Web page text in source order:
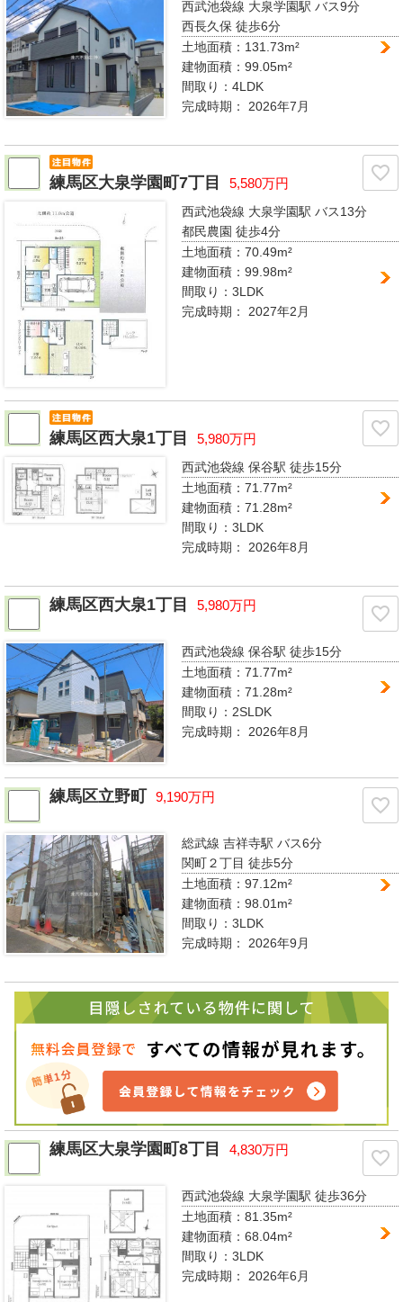
西武池袋線 大泉学園駅バス9分
西長久保 徒歩6分
土地面積：131.73m²
建物面積：99.05m²
間取り：4LDK
完成時期： 2026年7月
練馬区大泉学園町7丁目 5,580万円
西武池袋線 大泉学園駅バス13分
都民農園 徒歩4分
土地面積：70.49m²
建物面積：99.98m²
間取り：3LDK
完成時期： 2027年2月
練馬区西大泉1丁目 5,980万円
西武池袋線 保谷駅徒歩15分
土地面積：71.77m²
建物面積：71.28m²
間取り：3LDK
完成時期： 2026年8月
練馬区西大泉1丁目 5,980万円
西武池袋線 保谷駅徒歩15分
土地面積：71.77m²
建物面積：71.28m²
間取り： 2SLDK
完成時期： 2026年8月
練馬区立野町 9,190万円
総武線 吉祥寺駅バス6分
関町２丁目 徒歩5分
土地面積：97.12m²
建物面積：98.01m²
間取り：3LDK
完成時期： 2026年9月
練馬区大泉学園町8丁目 4,830万円
西武池袋線 大泉学園駅徒歩36分
土地面積：81.35m²
建物面積：68.04m²
間取り：3LDK
完成時期： 2026年6月